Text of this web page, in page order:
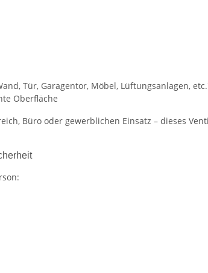
Tür, Garagentor, Möbel, Lüftungsanlagen,
Oberfläche
Büro oder gewerblichen Einsatz – dieses